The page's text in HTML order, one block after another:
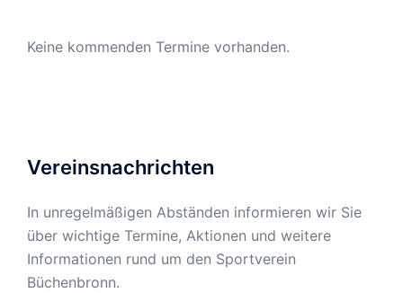
Keine kommenden Termine vorhanden.
Vereinsnachrichten
In unregelmäßigen Abständen informieren wir Sie
über wichtige Termine, Aktionen und weitere
Informationen rund um den Sportverein
Büchenbronn.